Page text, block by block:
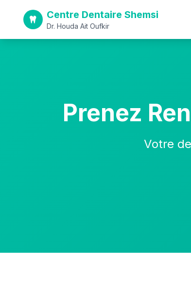
Centre Dentaire Shemsi
Dr. Houda Ait Oufkir
Prenez
Votre